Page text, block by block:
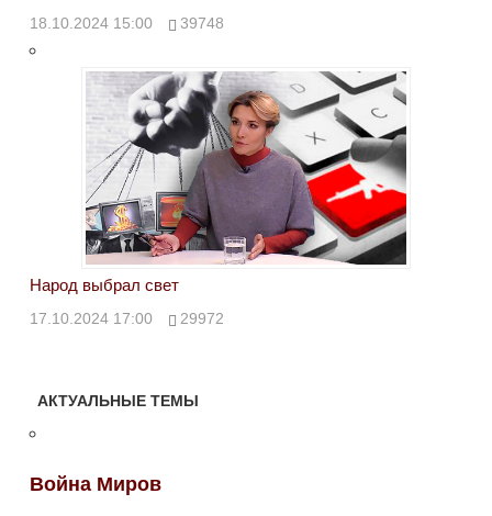
18.10.2024 15:00 39748
Народ выбрал свет
17.10.2024 17:00 29972
АКТУАЛЬНЫЕ ТЕМЫ
Война Миров